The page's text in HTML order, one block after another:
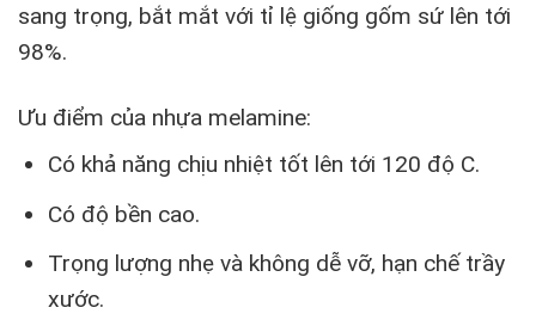
sang trọng, bắt mắt với tỉ lệ giống gốm sứ lên tới
98%.
Ưu điểm của nhựa melamine:
Có khả năng chịu nhiệt tốt lên tới 120 độ C.
Có độ bền cao.
Trọng lượng nhẹ và không dễ vỡ, hạn chế trầy
xước.